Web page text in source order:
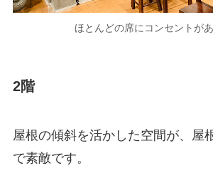
ほとんどの席にコンセントが
2階
屋根の傾斜を活かした空間が、屋
で素敵です。